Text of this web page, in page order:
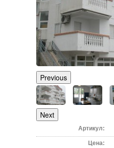
Previous
Next
Артикул:
Цена: